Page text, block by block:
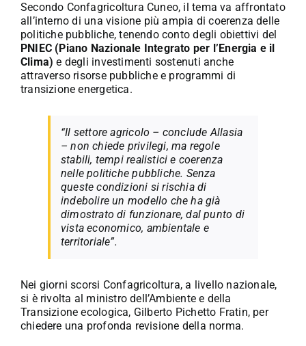
Secondo Confagricoltura Cuneo, il tema va affrontato
all’interno di una visione più ampia di coerenza delle
politiche pubbliche, tenendo conto degli obiettivi del
PNIEC (Piano Nazionale Integrato per l’Energia e il
Clima) e degli investimenti sostenuti anche
attraverso risorse pubbliche e programmi di
transizione energetica.
“Il settore agricolo – conclude Allasia
– non chiede privilegi, ma regole
stabili, tempi realistici e coerenza
nelle politiche pubbliche. Senza
queste condizioni si rischia di
indebolire un modello che ha già
dimostrato di funzionare, dal punto di
vista economico, ambientale e
territoriale”.
Nei giorni scorsi Confagricoltura, a livello nazionale,
si è rivolta al ministro dell’Ambiente e della
Transizione ecologica, Gilberto Pichetto Fratin, per
chiedere una profonda revisione della norma.